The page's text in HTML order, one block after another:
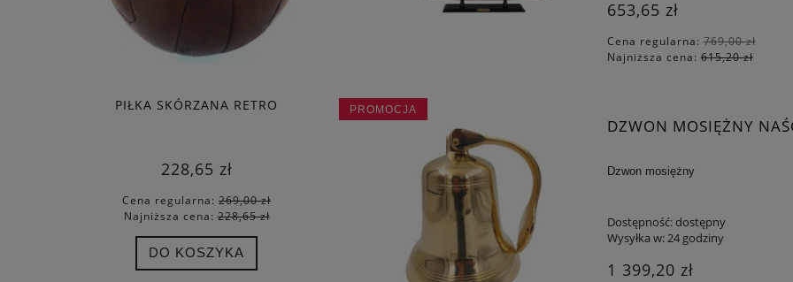
PIŁKA SKÓRZANA RETRO
228,65 zł
Cena regularna: 269,00 zł
Najniższa cena:228,65 zł
DO KOSZYKA
FORTUNA - SYMBOL BOGACTWA I
POWODZENIA
319,20 zł
Cena regularna: 399,00 zł
Najniższa cena:319,20 zł
DO KOSZYKA
55,25 zł
Najniższa cena:
653,65 zł
Cena regularna: 769,00 zł
Najniższa cena:615,20 zł
DZWON MOSIĘŻNY
Dzwon mosiężny
Dostępność:dostępny
Wysyłka w:24 godziny
1 399,20 zł
PROMOCJA